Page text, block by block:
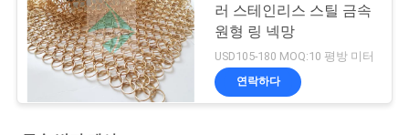
러 스테인리스 스틸 금속
원형 링 넥망
USD105-180 MOQ:10 평방 미터
연락하다